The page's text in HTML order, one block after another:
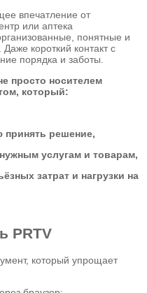
впечатление от
или аптека
понятные и
короткий контакт с
порядка и заботы.
просто носителем
который:
принять решение,
услугам и товарам,
затрат и нагрузки на
PRTV
который упрощает